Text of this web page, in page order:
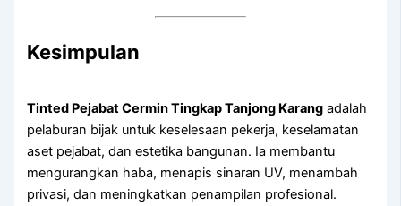
Kesimpulan
Tinted Pejabat Cermin Tingkap Tanjong Karang adalah
pelaburan bijak untuk keselesaan pekerja, keselamatan
aset pejabat, dan estetika bangunan. Ia membantu
mengurangkan haba, menapis sinaran UV, menambah
privasi, dan meningkatkan penampilan profesional.